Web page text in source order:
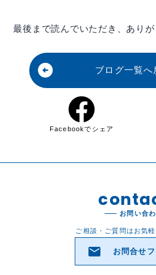
IRお問合せ
イボキン ブログ
お問い合
email
最後まで読んでいただき、あり
arrow_circle_left ブログ一覧へ
Facebookでシェア
お問い合
ご相談・ご質問はお気軽
email お問合せ